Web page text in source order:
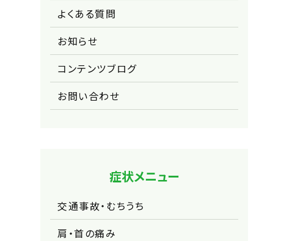
よくある質問
お知らせ
コンテンツブログ
お問い合わせ
症状メニュー
交通事故・むちうち
肩・首の痛み